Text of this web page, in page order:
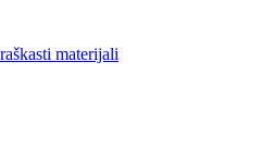
materijali